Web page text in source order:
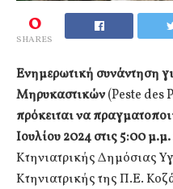
0
SHARES
Ενημερωτική συνάντηση
Μηρυκαστικών(Peste des
πρόκειται να
Ιουλίου 2024 στις 5:00
Κτηνιατρικής Δημόσιας
Κτηνιατρικής της Π.Ε.